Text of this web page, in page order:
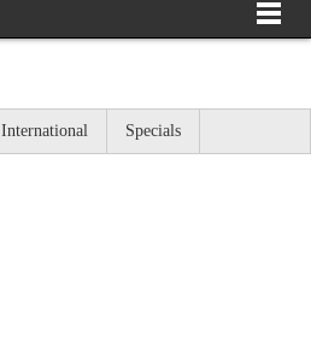
International Specials